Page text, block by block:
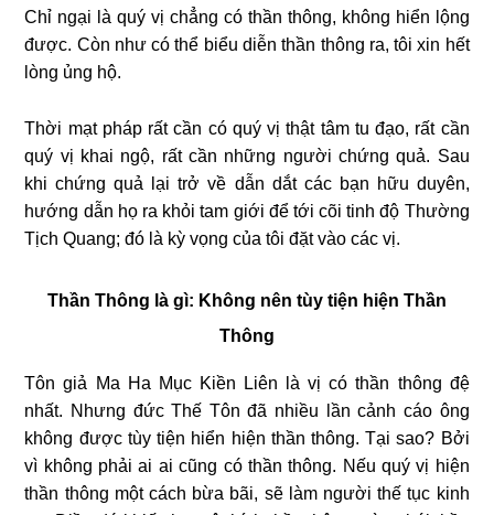
Chỉ ngại là quý vị chẳng có thần thông, không hiển lộng
được. Còn như có thể biểu diễn thần thông ra, tôi xin hết
lòng ủng hộ.
Thời mạt pháp rất cần có quý vị thật tâm tu đạo, rất cần
quý vị khai ngộ, rất cần những người chứng quả. Sau
khi chứng quả lại trở về dẫn dắt các bạn hữu duyên,
hướng dẫn họ ra khỏi tam giới để tới cõi tinh độ Thường
Tịch Quang; đó là kỳ vọng của tôi đặt vào các vị.
Thần Thông là gì: Không nên tùy tiện hiện Thần
Thông
Tôn giả Ma Ha Mục Kiền Liên là vị có thần thông đệ
nhất. Nhưng đức Thế Tôn đã nhiều lần cảnh cáo ông
không được tùy tiện hiển hiện thần thông. Tại sao? Bởi
vì không phải ai ai cũng có thần thông. Nếu quý vị hiện
thần thông một cách bừa bãi, sẽ làm người thế tục kinh